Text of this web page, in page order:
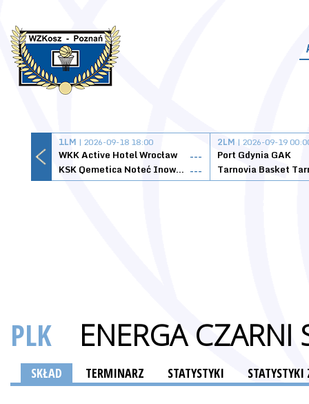
1LM | 2026-09-18 18:00
WKK Active Hotel Wrocław
---
KSK Qemetica Noteć Inowrocław ---
2LM | 2026-09-19
Port Gdynia GAK
PLK ENERGA CZARNI
SKŁAD TERMINARZ STATYSTYKI